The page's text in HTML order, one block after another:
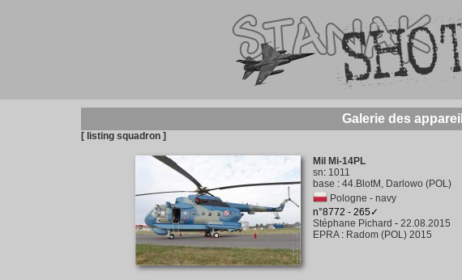
Galerie des
[ listing squadron ]
Mil Mi-14PL
sn: 1011
base : 44.BlotM, Darlowo (POL)
Pologne - navy
n°8772 - 265✓
Stéphane Pichard - 22.08.2015
EPRA: Radom (POL) 2015